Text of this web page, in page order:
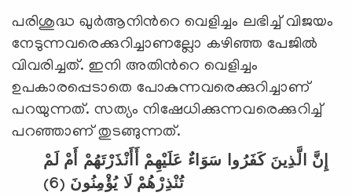
പരിശുദ്ധ ഖുര്‍ആനിന്‍റെ വെളിച്ചം ലഭിച്ച് വിജയം
നേടുന്നവരെക്കുറിച്ചാണല്ലോ കഴിഞ്ഞ പേജില്‍
വിവരിച്ചത്. ഇനി അതിന്‍റെ വെളിച്ചം
ഉപകാരപ്പെടാതെ പോകുന്നവരെക്കുറിച്ചാണ്
പറയുന്നത്. സത്യം നിഷേധിക്കുന്നവരെക്കുറിച്ച്
പറഞ്ഞാണ് തുടങ്ങുന്നത്.
إِنَّ الَّذِينَ كَفَرُوا سَوَاءٌ عَلَيْهِمْ أَأَنْذَرْتَهُمْ أَمْ لَمْ
تُنْذِرْهُمْ لَا يُؤْمِنُونَ (6)